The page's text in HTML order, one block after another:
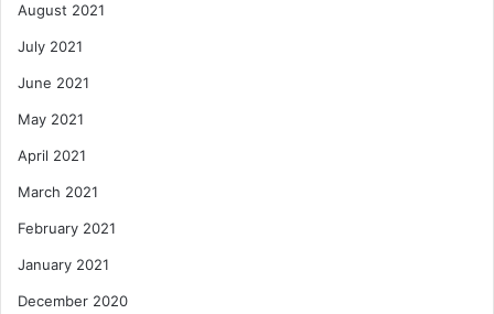
August 2021
July 2021
June 2021
May 2021
April 2021
March 2021
February 2021
January 2021
December 2020